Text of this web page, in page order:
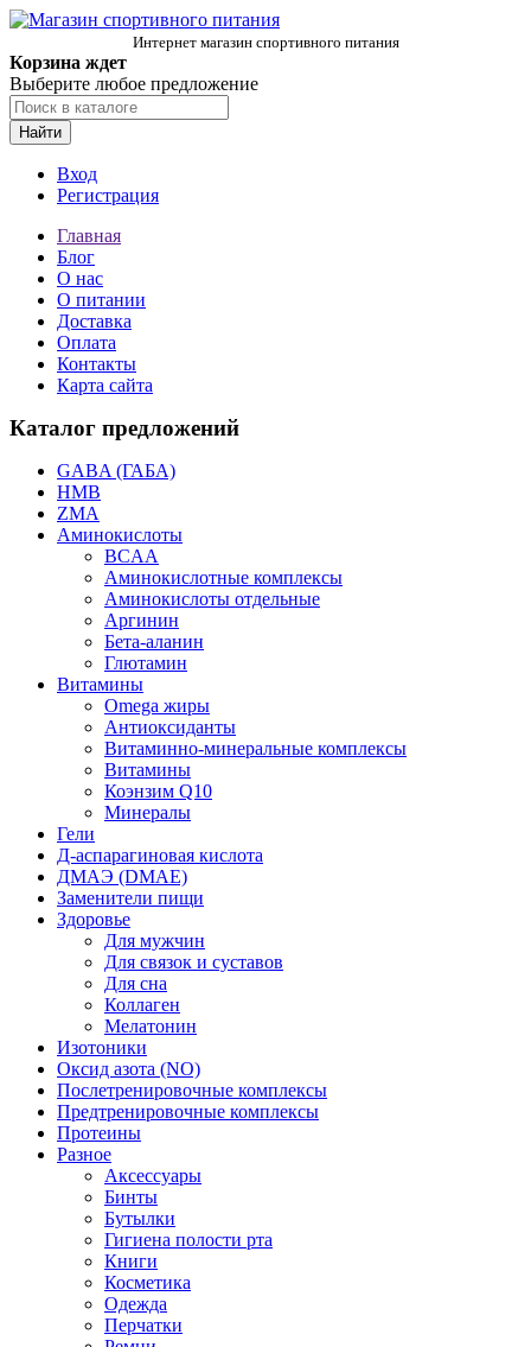
Интернет магазин спортивного питания
Корзина ждет
Выберите любое предложение
Найти
Вход
Регистрация
Главная
Блог
О нас
О питании
Доставка
Оплата
Контакты
Карта сайта
Каталог предложений
GABA (ГАБА)
HMB
ZMA
Аминокислоты
BCAA
Аминокислотные комплексы
Аминокислоты отдельные
Аргинин
Бета-аланин
Глютамин
Витамины
Omega жиры
Антиоксиданты
Витаминно-минеральные комплексы
Витамины
Коэнзим Q10
Минералы
Гели
Д-аспарагиновая кислота
ДМАЭ (DMAE)
Заменители пищи
Здоровье
Для мужчин
Для связок и суставов
Для сна
Коллаген
Мелатонин
Изотоники
Оксид азота (NO)
Послетренировочные комплексы
Предтренировочные комплексы
Протеины
Разное
Аксессуары
Бинты
Бутылки
Гигиена полости рта
Книги
Косметика
Одежда
Перчатки